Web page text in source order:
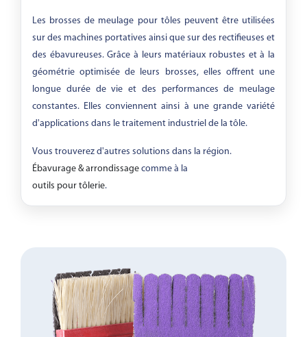
Les brosses de meulage pour tôles peuvent être utilisées
sur des machines portatives ainsi que sur des rectifieuses et
des ébavureuses. Grâce à leurs matériaux robustes et à la
géométrie optimisée de leurs brosses, elles offrent une
longue durée de vie et des performances de meulage
constantes. Elles conviennent ainsi à une grande variété
d'applications dans le traitement industriel de la tôle.
Vous trouverez d'autres solutions dans la région.
Ébavurage & arrondissage comme à la
outils pour tôlerie.